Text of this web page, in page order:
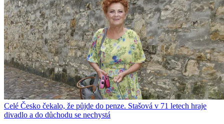
Celé Česko čekalo, že půjde do penze. Stašová v 71 letech hraje
divadlo a do důchodu se nechystá